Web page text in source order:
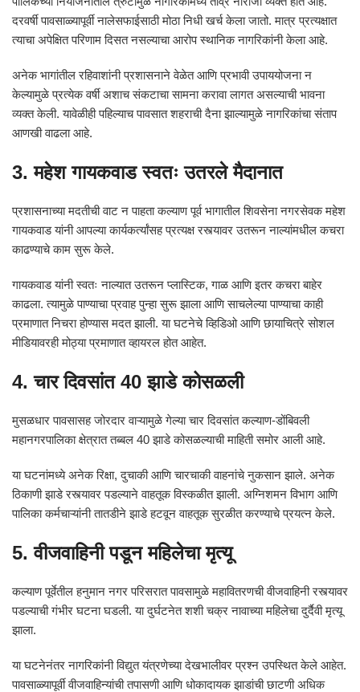
दरवर्षी पावसाळ्यापूर्वी नालेसफाईसाठी मोठा निधी खर्च केला जातो. मात्र प्रत्यक्षात
त्याचा अपेक्षित परिणाम दिसत नसल्याचा आरोप स्थानिक नागरिकांनी केला आहे.
अनेक भागांतील रहिवाशांनी प्रशासनाने वेळेत आणि प्रभावी उपाययोजना न
केल्यामुळे प्रत्येक वर्षी अशाच संकटाचा सामना करावा लागत असल्याची भावना
व्यक्त केली. यावेळीही पहिल्याच पावसात शहराची दैना झाल्यामुळे नागरिकांचा संताप
आणखी वाढला आहे.
3. महेश गायकवाड स्वतः उतरले मैदानात
प्रशासनाच्या मदतीची वाट न पाहता कल्याण पूर्व भागातील शिवसेना नगरसेवक महेश
गायकवाड यांनी आपल्या कार्यकर्त्यांसह प्रत्यक्ष रस्त्यावर उतरून नाल्यांमधील कचरा
काढण्याचे काम सुरू केले.
गायकवाड यांनी स्वतः नाल्यात उतरून प्लास्टिक, गाळ आणि इतर कचरा बाहेर
काढला. त्यामुळे पाण्याचा प्रवाह पुन्हा सुरू झाला आणि साचलेल्या पाण्याचा काही
प्रमाणात निचरा होण्यास मदत झाली. या घटनेचे व्हिडिओ आणि छायाचित्रे सोशल
मीडियावरही मोठ्या प्रमाणात व्हायरल होत आहेत.
4. चार दिवसांत 40 झाडे कोसळली
मुसळधार पावसासह जोरदार वाऱ्यामुळे गेल्या चार दिवसांत कल्याण-डोंबिवली
महानगरपालिका क्षेत्रात तब्बल 40 झाडे कोसळल्याची माहिती समोर आली आहे.
या घटनांमध्ये अनेक रिक्षा, दुचाकी आणि चारचाकी वाहनांचे नुकसान झाले. अनेक
ठिकाणी झाडे रस्त्यावर पडल्याने वाहतूक विस्कळीत झाली. अग्निशमन विभाग आणि
पालिका कर्मचाऱ्यांनी तातडीने झाडे हटवून वाहतूक सुरळीत करण्याचे प्रयत्न केले.
5. वीजवाहिनी पडून महिलेचा मृत्यू
कल्याण पूर्वेतील हनुमान नगर परिसरात पावसामुळे महावितरणची वीजवाहिनी रस्त्यावर
पडल्याची गंभीर घटना घडली. या दुर्घटनेत शशी चक्र नावाच्या महिलेचा दुर्दैवी मृत्यू
झाला.
या घटनेनंतर नागरिकांनी विद्युत यंत्रणेच्या देखभालीवर प्रश्न उपस्थित केले आहेत.
पावसाळ्यापूर्वी वीजवाहिन्यांची तपासणी आणि धोकादायक झाडांची छाटणी अधिक